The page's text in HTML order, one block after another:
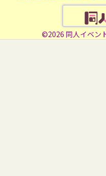
©2026 同人イベン